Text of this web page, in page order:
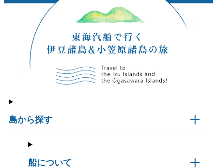
島から探す
船について